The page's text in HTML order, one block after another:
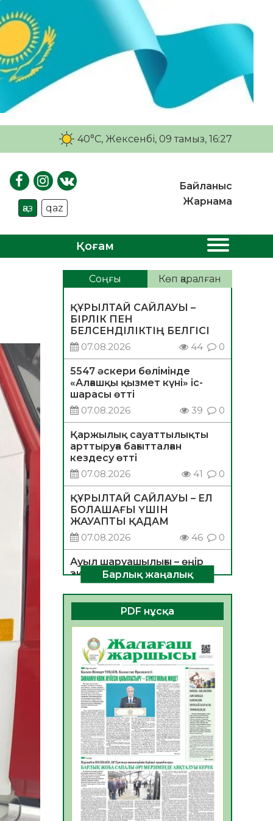
40°C, Жексенбі, 09 тамыз, 16:27
қаз qaz
Байланыс
Жарнама
Қоғам
Соңғы Көп қаралған
ҚҰРЫЛТАЙ САЙЛАУЫ –
БІРЛІК ПЕН
БЕЛСЕНДІЛІКТІҢ БЕЛГІСІ
07.08.2026
44 0
5547 әскери бөлімінде
«Алғашқы қызмет күні» іс-
шарасы өтті
07.08.2026
39 0
Қаржылық сауаттылықты
арттыруға бағытталған
кездесу өтті
07.08.2026
41 0
ҚҰРЫЛТАЙ САЙЛАУЫ – ЕЛ
БОЛАШАҒЫ ҮШІН
ЖАУАПТЫ ҚАДАМ
07.08.2026
46 0
Ауыл шаруашылығы – өңір
экономикасының негізгі
тірегі
06.08.2026
53 0
ҚОҒАМДЫҚ БЕЛСЕНДІЛІК –
ЕЛ ДАМУЫНЫҢ НЕГІЗІ
06.08.2026
51
ҚҰРЫЛТАЙ САЙЛАУЫ –
БОЛАШАҚҚА БАСТАР
ЖАУАПТЫ ТАҢДАУ
06.08.2026
53
Инфекциялық ауруларға
қарсы иммундау
жұмыстарының тиімділігі
06.08.2026
55
Көкжөтел ауруы туралы
Барлық жаңалық
PDF нұсқа